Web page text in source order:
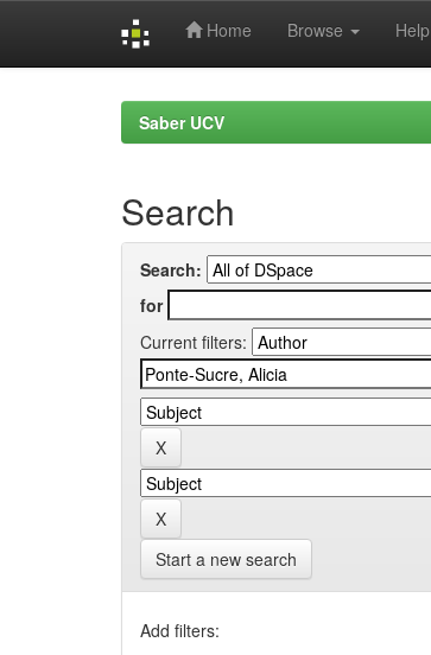
Home Browse Help
Saber UCV
Search
Search:
for
Current filters:
Start a new search
Add filters: